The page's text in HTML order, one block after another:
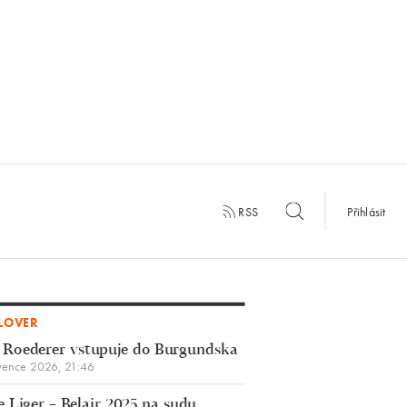
RSS Přihlásit
vstupuje do Burgundska
2026, 21:46